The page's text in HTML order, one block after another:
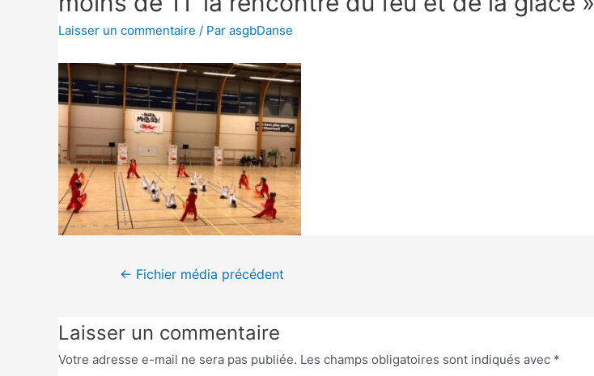
Laisser un commentaire / Par asgbDanse
← Fichier média précédent
Laisser un commentaire
Votre adresse e-mail ne sera pas publiée. Les champs obligatoires sont indiqués avec *